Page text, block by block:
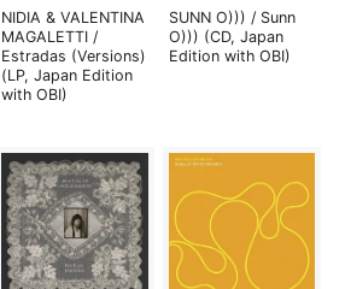
NIDIA & VALENTINA
MAGALETTI /
Estradas (Versions)
(LP, Japan Edition
with OBI)
SUNN O))) / Sunn
O))) (CD, Japan
Edition with OBI)